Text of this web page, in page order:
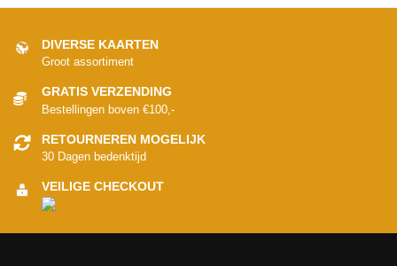
DIVERSE KAARTEN
Groot assortiment
GRATIS VERZENDING
Bestellingen boven €100,-
RETOURNEREN MOGELIJK
30 Dagen bedenktijd
VEILIGE CHECKOUT